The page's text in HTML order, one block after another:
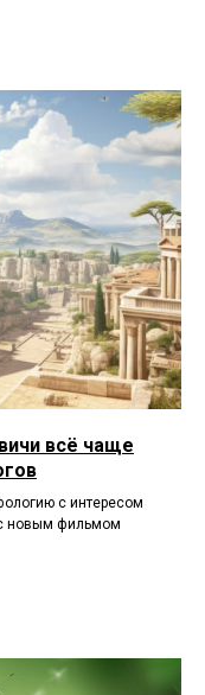
всё чаще
с интересом
с новым фильмом